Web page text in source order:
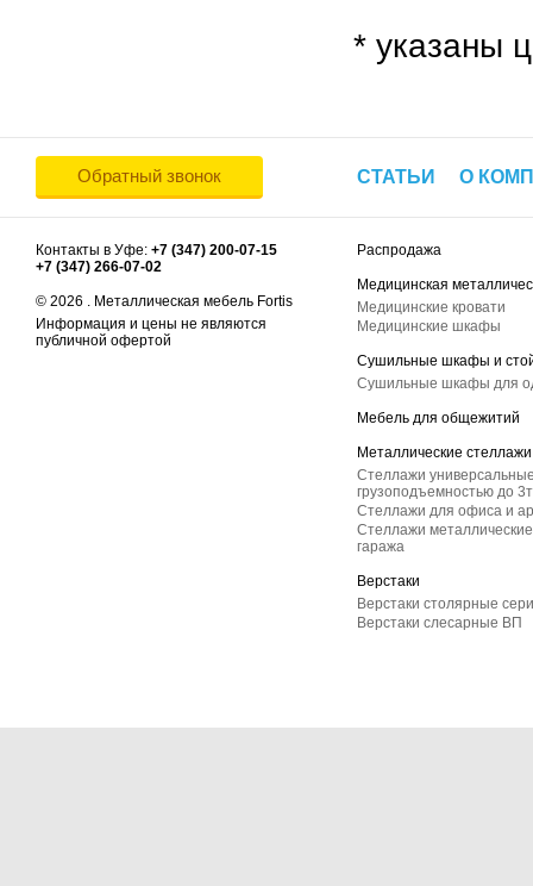
* указаны
Обратный звонок СТАТЬИ О
Контакты в Уфе: +7 (347) 200-07-15
+7 (347) 266-07-02
© 2026 . Металлическая мебель Fortis
Информация и цены не являются
публичной офертой
Распродажа
Медицинская
Медицинские кровати
Медицинские шкафы
Сушильные шкафы и
Сушильные шкафы для
Мебель для общежитий
Металлические стеллажи
Стеллажи
грузоподъемностью до
Стеллажи для офиса и
Стеллажи
гаража
Верстаки
Верстаки столярные
Верстаки слесарные ВП